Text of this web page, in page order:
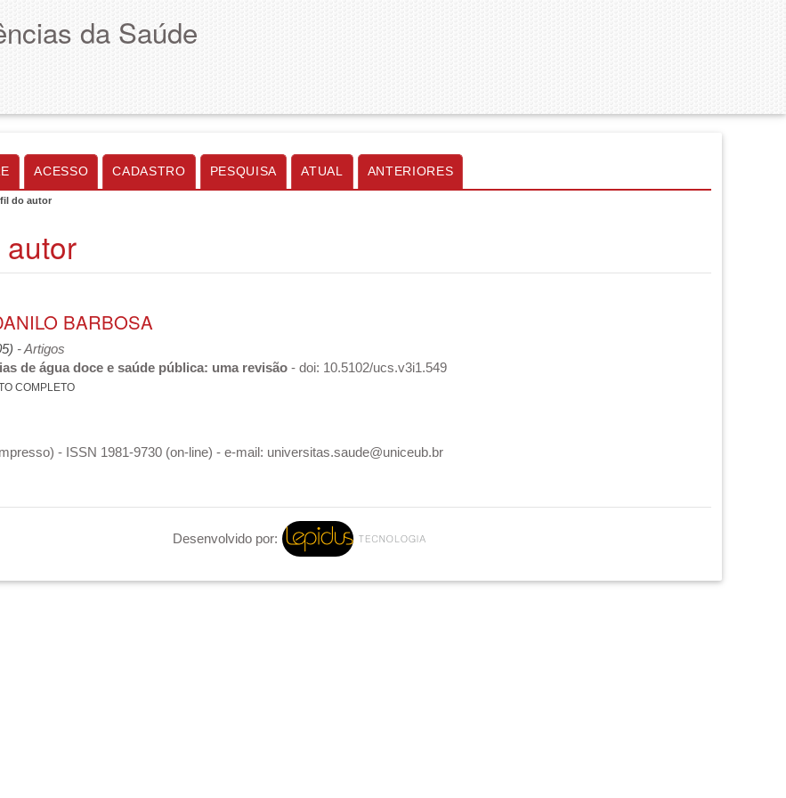
da Saúde
ACESSO CADASTRO PESQUISA ATUAL ANTERIORES
do autor
autor
BARBOSA
- Artigos
de água doce e saúde pública: uma revisão - doi: 10.5102/ucs.v3i1.549
COMPLETO
- ISSN 1981-9730 (on-line) - e-mail: universitas.saude@uniceub.br
Desenvolvido por: